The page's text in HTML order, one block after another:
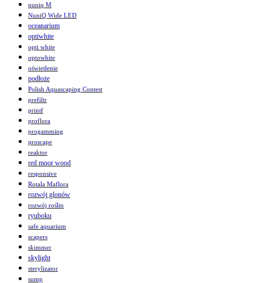
nuniq M
NuniQ Wide LED
oceanarium
optiwhite
opti white
optowhite
oświetlenie
podłoże
Polish Aquascaping Contest
prefiltr
printf
proflora
progamming
proscape
reaktor
red moor wood
responsive
Rotala Maflora
rozwój glonów
rozwój roślin
ryuboku
safe aquarium
scapers
skimmer
skylight
sterylizator
sump